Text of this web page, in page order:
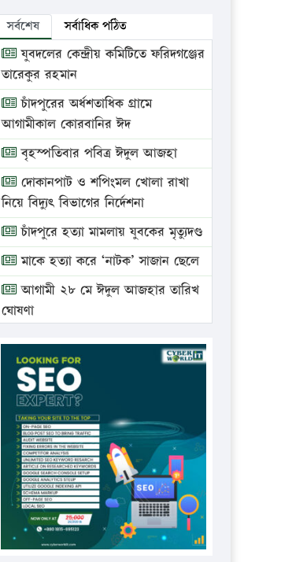
সর্বশেষ সর্বাধিক পঠিত
যুবদলের কেন্দ্রীয় কমিটিতে ফরিদগঞ্জের
তারেকুর রহমান
চাঁদপুরের অর্ধশতাধিক গ্রামে
আগামীকাল কোরবানির ঈদ
বৃহস্পতিবার পবিত্র ঈদুল আজহা
দোকানপাট ও শপিংমল খোলা রাখা
নিয়ে বিদ্যুৎ বিভাগের নির্দেশনা
চাঁদপুরে হত্যা মামলায় যুবকের মৃত্যুদণ্ড
মাকে হত্যা করে ‘নাটক’ সাজান ছেলে
আগামী ২৮ মে ঈদুল আজহার তারিখ
ঘোষণা
ভ্রাম্যমাণ আদালতে দুইটি প্রতিষ্ঠানকে
প্রতিষ্ঠানকে ৪০হাজার টাকা জরিমানা।
এবার লঞ্চের ভাড়া বাড়ল
১৭ থেকে ২১ শতাংশ বিদ্যুতের দাম
বাড়ানোর প্রস্তাব পিডিবির
১৬ মে চাঁদপুর ও ২৫ মে ফেনী সফরে
যাবেন প্রধানমন্ত্রী
উচ্চশিক্ষায় গৌরবময় অর্জন: পূর্ণ
স্কলারশিপে যুক্তরাষ্ট্রে পিএইচডি করছেন